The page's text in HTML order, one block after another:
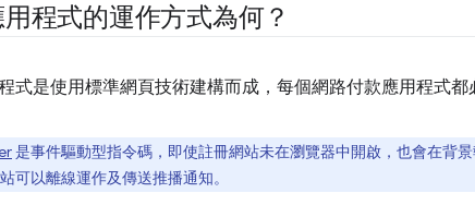
程式的運作方式為何？
式是使用標準網頁技術建構而成，每個網路付款應用程式都
是事件驅動型指令碼，即使註冊網站未在瀏覽器中開啟，也會在背
可以離線運作及傳送推播通知。